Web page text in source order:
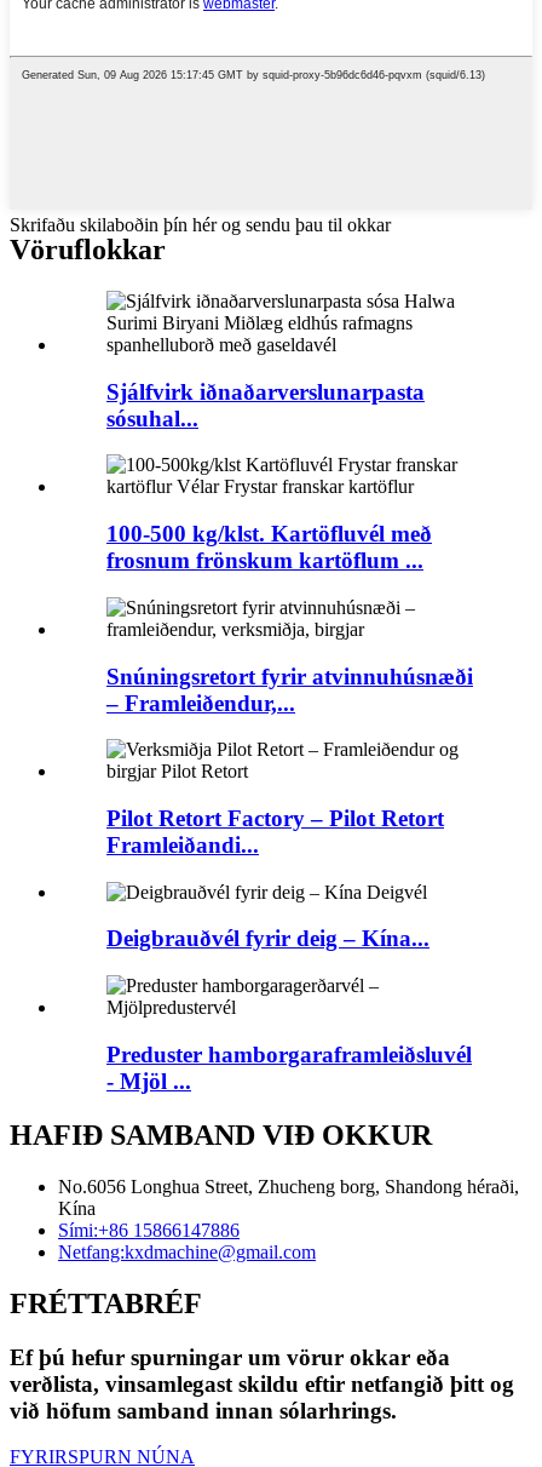
Skrifaðu skilaboðin þín hér og sendu þau til okkar
Vöruflokkar
Sjálfvirk iðnaðarverslunarpasta
sósuhal...
100-500 kg/klst. Kartöfluvél með
frosnum frönskum kartöflum ...
Snúningsretort fyrir atvinnuhúsnæði
– Framleiðendur,...
Pilot Retort Factory – Pilot Retort
Framleiðandi...
Deigbrauðvél fyrir deig – Kína...
Preduster hamborgaraframleiðsluvél
- Mjöl ...
HAFIÐ SAMBAND VIÐ OKKUR
No.6056 Longhua Street, Zhucheng borg, Shandong héraði,
Kína
Sími:+86 15866147886
Netfang:kxdmachine@gmail.com
FRÉTTABRÉF
Ef þú hefur spurningar um vörur okkar eða
verðlista, vinsamlegast skildu eftir netfangið þitt og
við höfum samband innan sólarhrings.
FYRIRSPURN NÚNA